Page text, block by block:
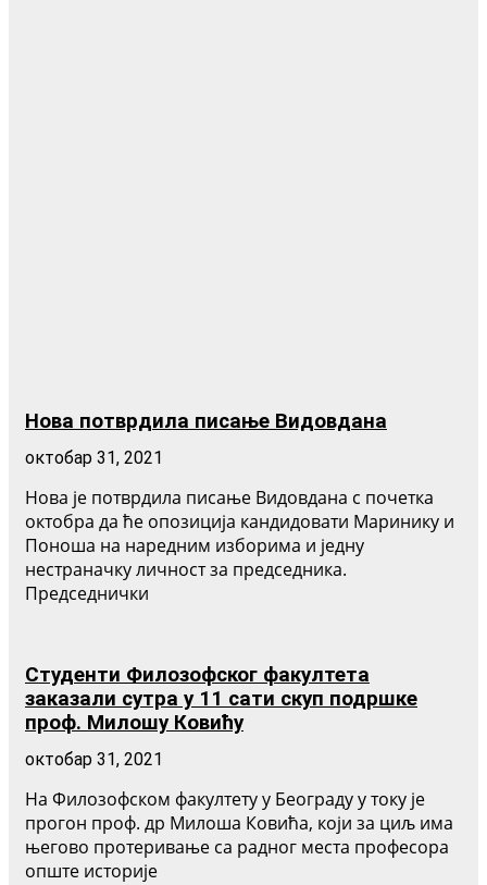
Нова потврдила писање Видовдана
октобар 31, 2021
Нова је потврдила писање Видовдана с почетка
октобра да ће опозиција кандидовати Маринику и
Поноша на наредним изборима и једну
нестраначку личност за председника.
Председнички
Студенти Филозофског факултета
заказали сутра у 11 сати скуп подршке
проф. Милошу Ковићу
октобар 31, 2021
На Филозофском факултету у Београду у току је
прогон проф. др Милоша Ковића, који за циљ има
његово протеривање са радног места професора
опште историје